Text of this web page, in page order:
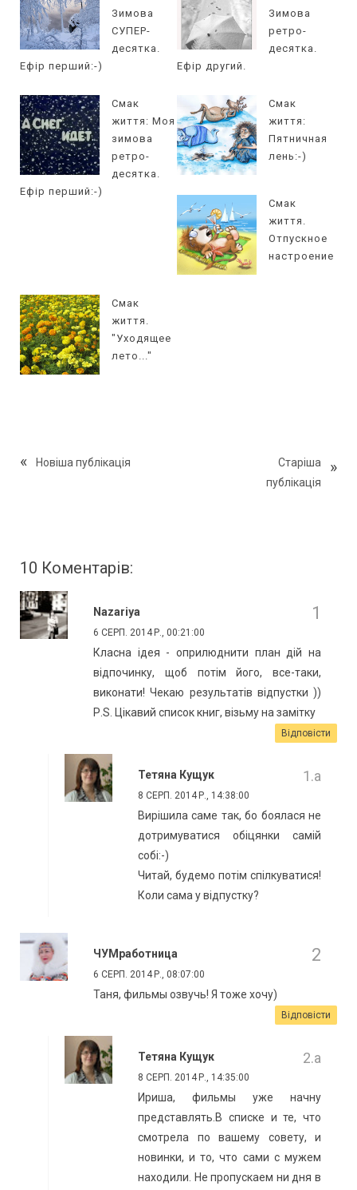
Зимова
СУПЕР-
десятка.
Ефір перший:-)
Зимова
ретро-
десятка.
Ефір другий.
Смак
життя: Моя
зимова
ретро-
десятка.
Ефір перший:-)
Смак
життя:
Пятничная
лень:-)
Смак
життя.
Отпускное
настроение
Смак
життя.
"Уходящее
лето..."
Новіша публікація
Старіша
публікація
10 Коментарів:
Nazariya
6 СЕРП. 2014 Р., 00:21:00
Класна ідея - оприлюднити план дій на
відпочинку, щоб потім його, все-таки,
виконати! Чекаю результатів відпустки ))
Р.S. Цікавий список книг, візьму на замітку
Відповісти
Тетяна Кущук
8 СЕРП. 2014 Р., 14:38:00
Вирішила саме так, бо боялася не
дотримуватися обіцянки самій
собі:-)
Читай, будемо потім спілкуватися!
Коли сама у відпустку?
ЧУМработница
6 СЕРП. 2014 Р., 08:07:00
Таня, фильмы озвучь! Я тоже хочу)
Відповісти
Тетяна Кущук
8 СЕРП. 2014 Р., 14:35:00
Ириша, фильмы уже начну
представлять.В списке и те, что
смотрела по вашему совету, и
новинки, и то, что сами с мужем
находили. Не пропускаем ни дня в